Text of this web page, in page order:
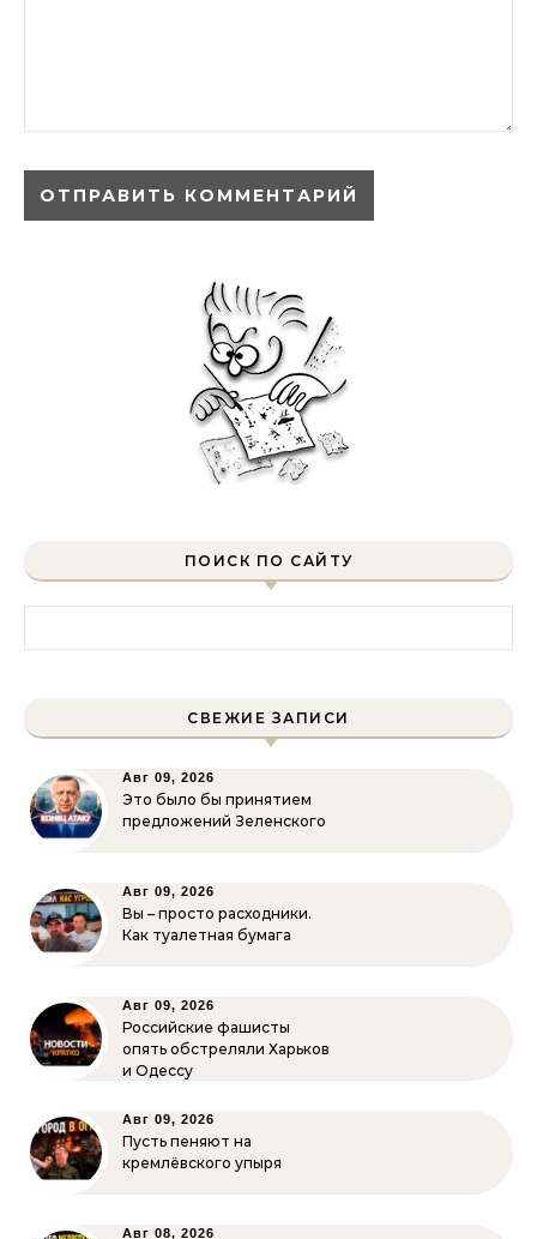
ПОИСК ПО САЙТУ
СВЕЖИЕ ЗАПИСИ
Авг 09, 2026
Это было бы принятием
предложений Зеленского
Авг 09, 2026
Вы – просто расходники.
Как туалетная бумага
Авг 09, 2026
Российские фашисты
опять обстреляли Харьков
и Одессу
Авг 09, 2026
Пусть пеняют на
кремлёвского упыря
Авг 08, 2026